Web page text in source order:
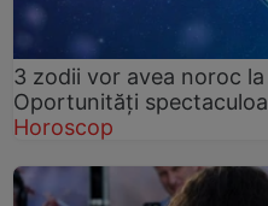
3 zodii vor avea noroc
Oportunități
Horoscop